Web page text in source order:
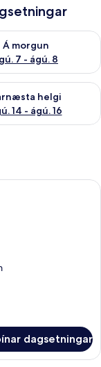
Á morgun
7 - ágú. 8
á morgun
helgi
14 - ágú. 16
þarnæstu
| Dúnsængur,
dagsetningar